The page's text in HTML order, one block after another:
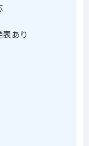
あり